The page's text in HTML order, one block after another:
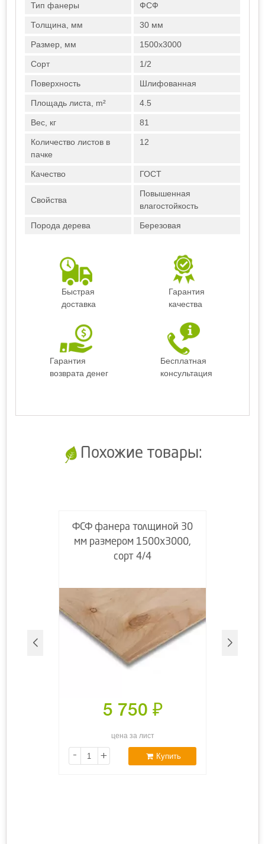
Тип фанеры ФСФ
Толщина, мм 30 мм
Размер, мм 1500х3000
Сорт 1/2
Поверхность Шлифованная
Площадь листа, m² 4.5
Вес, кг 81
Количество листов в
пачке
12
Качество ГОСТ
Свойства
Повышенная
влагостойкость
Порода дерева Березовая
Быстрая
доставка
Гарантия
качества
Гарантия
возврата денег
Бесплатная
консультация
Похожие товары:
ФСФ фанера толщиной 30
мм размером 1500х3000,
сорт 4/4
5 750 ₽
цена за лист
- + Купить